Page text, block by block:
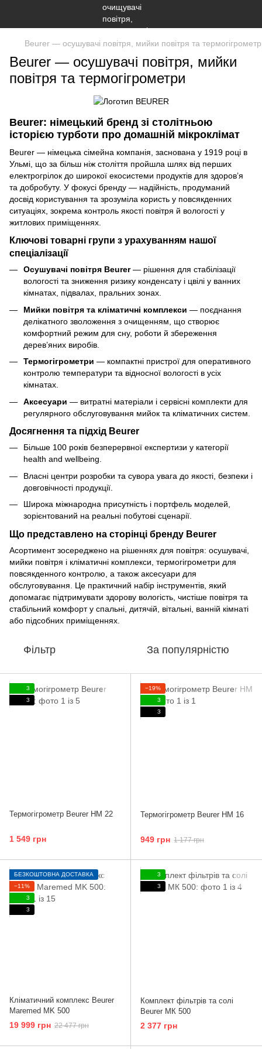
Beurer — осушувачі повітря, мийки повітря та
Beurer — осушувачі повітря, мийки
повітря та термогігрометри
Beurer: німецький бренд зі столітньою
історією турботи про домашній мікроклімат
Beurer — німецька сімейна компанія, заснована у 1919 році в
Ульмі, що за більш ніж століття пройшла шлях від перших
електрогрілок до широкої екосистеми продуктів для здоров’я
та добробуту. У фокусі бренду — надійність, продуманий
досвід користування та зрозуміла користь у повсякденних
ситуаціях, зокрема контроль якості повітря й вологості у
житлових приміщеннях.
Ключові товарні групи з урахуванням нашої
спеціалізації
Осушувачі повітря Beurer— рішення для стабілізації
вологості та зниження ризику конденсату і цвілі у ванних
кімнатах, підвалах, пральних зонах.
Мийки повітря та кліматичні комплекси — поєднання
делікатного зволоження з очищенням, що створює
комфортний режим для сну, роботи й збереження
дерев’яних виробів.
Термогігрометри — компактні пристрої для оперативного
контролю температури та відносної вологості в усіх
кімнатах.
Аксесуари — витратні матеріали і сервісні комплекти для
регулярного обслуговування мийок та кліматичних систем.
Досягнення та підхід Beurer
Більше 100 років безперервної експертизи у категорії
health and wellbeing.
Власні центри розробки та сувора увага до якості, безпеки і
довговічності продукції.
Широка міжнародна присутність і портфель моделей,
зорієнтований на реальні побутові сценарії.
Що представлено на сторінці бренду Beurer
Асортимент зосереджено на рішеннях для повітря: осушувачі,
мийки повітря і кліматичні комплекси, термогігрометри для
повсякденного контролю, а також аксесуари для
обслуговування. Це практичний набір інструментів, який
допомагає підтримувати здорову вологість, чистіше повітря та
стабільний комфорт у спальні, дитячій, вітальні, ванній кімнаті
або підсобних приміщеннях.
Фільтр За популярністю
3
3
Термогігрометр Beurer HM 22
1 549 грн
−19%
3
3
Термогігрометр Beurer HM 16
949 грн 1 177 грн
БЕЗКОШТОВНА ДОСТАВКА
−11%
3
3
Кліматичний комплекс Beurer
Maremed MK 500
19 999 грн 22 477 грн
3
3
Комплект фільтрів та солі
Beurer МК 500
2 377 грн